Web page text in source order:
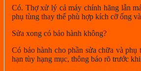
Có. Thợ xử lý cả máy chính hãng lẫn
phụ tùng thay thế phù hợp kích cỡ ống
Sửa xong có bảo hành không?
Có bảo hành cho phần sửa chữa và phụ
hạn tùy hạng mục, thông báo rõ trước